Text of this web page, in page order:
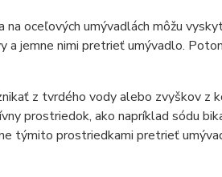
oceľových umývadlách môžu
jemne nimi pretrieť umývadlo.
z tvrdého vody alebo zvyškov z
prostriedok, ako napríklad sódu
týmito prostriedkami pretrieť